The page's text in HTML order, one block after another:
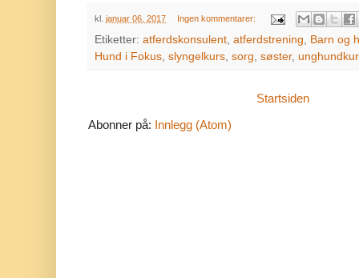
kl. januar 06, 2017 Ingen kommentarer:
Etiketter: atferdskonsulent, atferdstrening, Barn og
Hund i Fokus, slyngelkurs, sorg, søster,
Startsiden
Abonner på: Innlegg (Atom)